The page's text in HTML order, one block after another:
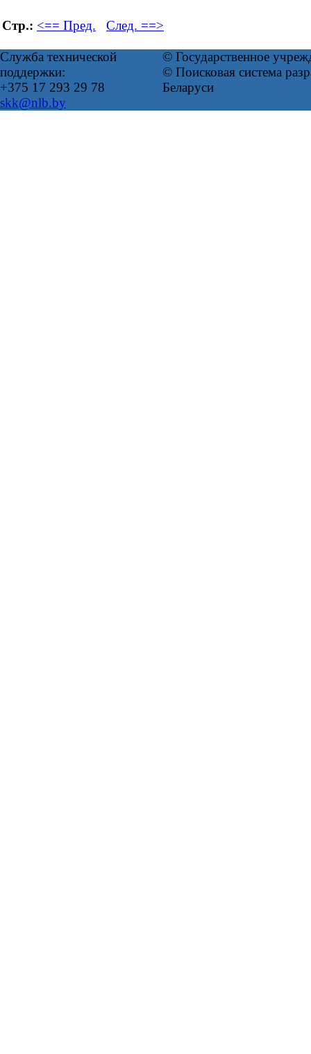
Стр.: <== Пред. След. ==>
Служба технической
поддержки:
+375 17 293 29 78
skk@nlb.by
© Государственное
© Поисковая система
Беларуси